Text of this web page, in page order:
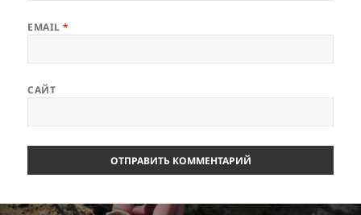
EMAIL*
САЙТ